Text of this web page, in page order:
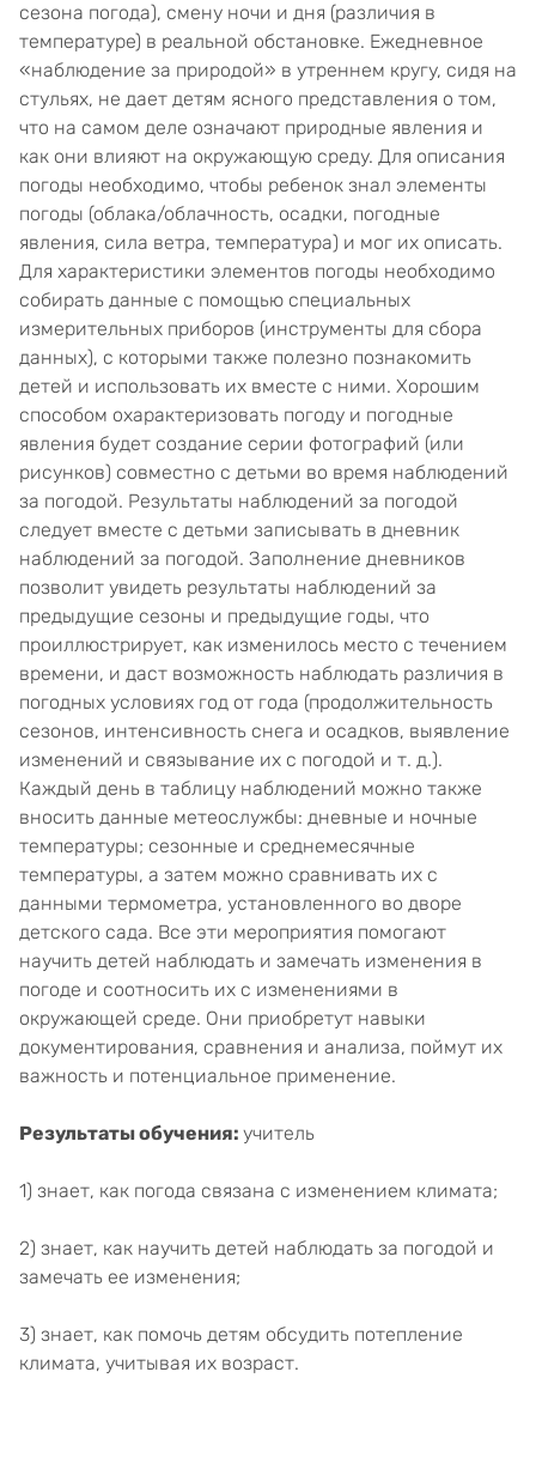
сезона погода), смену ночи и дня (различия в
температуре) в реальной обстановке. Ежедневное
«наблюдение за природой» в утреннем кругу, сидя на
стульях, не дает детям ясного представления о том,
что на самом деле означают природные явления и
как они влияют на окружающую среду. Для описания
погоды необходимо, чтобы ребенок знал элементы
погоды (облака/облачность, осадки, погодные
явления, сила ветра, температура) и мог их описать.
Для характеристики элементов погоды необходимо
собирать данные с помощью специальных
измерительных приборов (инструменты для сбора
данных), с которыми также полезно познакомить
детей и использовать их вместе с ними. Хорошим
способом охарактеризовать погоду и погодные
явления будет создание серии фотографий (или
рисунков) совместно с детьми во время наблюдений
за погодой. Результаты наблюдений за погодой
следует вместе с детьми записывать в дневник
наблюдений за погодой. Заполнение дневников
позволит увидеть результаты наблюдений за
предыдущие сезоны и предыдущие годы, что
проиллюстрирует, как изменилось место с течением
времени, и даст возможность наблюдать различия в
погодных условиях год от года (продолжительность
сезонов, интенсивность снега и осадков, выявление
изменений и связывание их с погодой и т. д.).
Каждый день в таблицу наблюдений можно также
вносить данные метеослужбы: дневные и ночные
температуры; сезонные и среднемесячные
температуры, а затем можно сравнивать их с
данными термометра, установленного во дворе
детского сада. Все эти мероприятия помогают
научить детей наблюдать и замечать изменения в
погоде и соотносить их с изменениями в
окружающей среде. Они приобретут навыки
документирования, сравнения и анализа, поймут их
важность и потенциальное применение.
Результаты обучения: учитель
1) знает, как погода связана с изменением климата;
2) знает, как научить детей наблюдать за погодой и
замечать ее изменения;
3) знает, как помочь детям обсудить потепление
климата, учитывая их возраст.